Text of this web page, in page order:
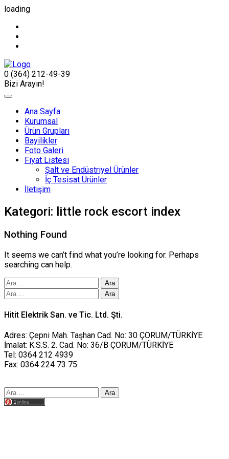
loading
0 (364) 212-49-39
Bizi Arayın!
Ana Sayfa
Kurumsal
Ürün Grupları
Bayilikler
Foto Galeri
Fiyat Listesi
Şalt ve Endüstriyel Ürünler
İç Tesisat Ürünler
İletişim
Kategori: little rock escort index
Nothing Found
It seems we can’t find what you’re looking for. Perhaps
searching can help.
Arama:
Arama:
Hitit Elektrik San. ve Tic. Ltd. Şti.
Adres: Çepni Mah. Taşhan Cad. No: 30 ÇORUM/TÜRKİYE
İmalat: K.S.S. 2. Cad. No: 36/B ÇORUM/TÜRKİYE
Tel: 0364 212 4939
Fax: 0364 224 73 75
Arama: